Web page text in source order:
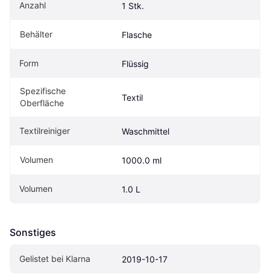
Anzahl 1 Stk.
Behälter Flasche
Form Flüssig
Spezifische
Oberfläche
Textil
Textilreiniger Waschmittel
Volumen 1000.0 ml
Volumen 1.0 L
Sonstiges
Gelistet bei Klarna 2019-10-17